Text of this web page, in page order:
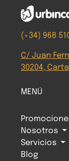
(+34) 968
C/ Juan
30204,
MENÚ
Nosotros
Servicios
Blog